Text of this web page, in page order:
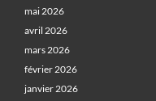
mai 2026
avril 2026
mars 2026
février 2026
janvier 2026